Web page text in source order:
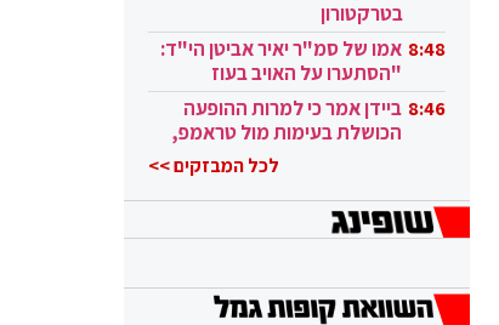
בטרקטורון
8:48 אמו של סמ"ר יאיר אביטן הי"ד:
"הסתערו על האויב בעוז
ובגבורה" 8:46 ביידן אמר כי למרות ההופעה
הכושלת בעימות מול טראמפ,
לכל המבזקים >>